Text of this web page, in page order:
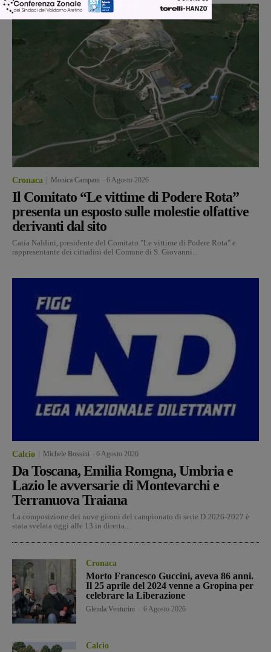
Cronaca Monica Campani 6 Agosto 2026
Il Comitato “Le vittime di Podere Rota”
presenta un esposto sulle molestie olfattive
derivanti dal sito
Catia Naldini, presidente del Comitato "Le vittime di Podere Rota" e
rappresentante dei cittadini del Comune di S. Giovanni...
Calcio Michele Bossini 6 Agosto 2026
Da Toscana, Emilia Romgna, Umbria e
Lazio le avversarie di Montevarchi e
Terranuova Traiana
La composizione dei nove gironi del campionato di serie D 2026-2027 è
stata svelata oggi alle 13 in diretta...
Cronaca
Morto Francesco Guccini, aveva 86 anni.
Il 25 aprile del 2024 venne a Gropina per
celebrare la Liberazione
Glenda Venturini 6 Agosto 2026
Calcio